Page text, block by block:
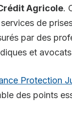
Agricole.
de
par des
et
Protection
des points